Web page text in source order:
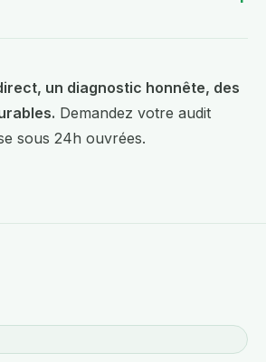
un diagnostic honnête, des
Demandez votre audit
sous 24h ouvrées.